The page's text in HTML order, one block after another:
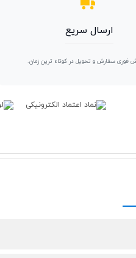
ارسال سریع
فوری سفارش و تحویل در کوتاه ترین زمان.